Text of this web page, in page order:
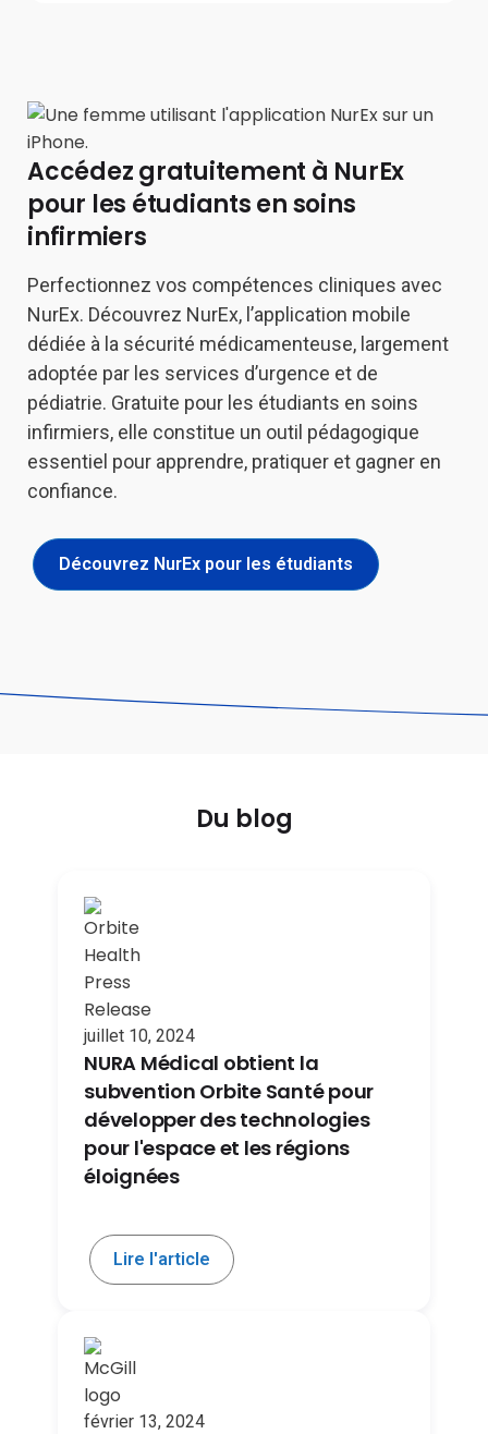
Accédez gratuitement à NurEx
pour les étudiants en soins
infirmiers
Perfectionnez vos compétences cliniques avec
NurEx. Découvrez NurEx, l’application mobile
dédiée à la sécurité médicamenteuse, largement
adoptée par les services d’urgence et de
pédiatrie. Gratuite pour les étudiants en soins
infirmiers, elle constitue un outil pédagogique
essentiel pour apprendre, pratiquer et gagner en
confiance.
Découvrez NurEx pour les étudiants
Du blog
juillet 10, 2024
NURA Médical obtient la
subvention Orbite Santé pour
développer des technologies
pour l'espace et les régions
éloignées
Lire l'article
février 13, 2024